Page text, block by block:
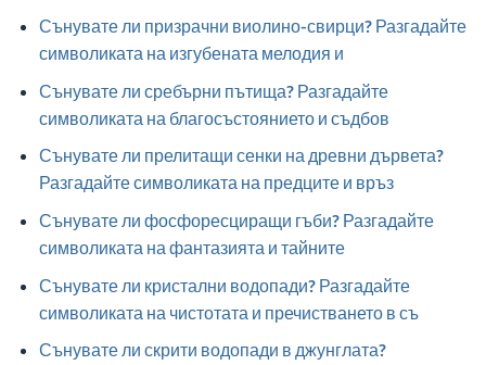
Сънувате ли призрачни виолино-свирци? Разгадайте
символиката на изгубената мелодия и
Сънувате ли сребърни пътища? Разгадайте
символиката на благосъстоянието и съдбов
Сънувате ли прелитащи сенки на древни дървета?
Разгадайте символиката на предците и връз
Сънувате ли фосфоресциращи гъби? Разгадайте
символиката на фантазията и тайните
Сънувате ли кристални водопади? Разгадайте
символиката на чистотата и пречистването в съ
Сънувате ли скрити водопади в джунглата?